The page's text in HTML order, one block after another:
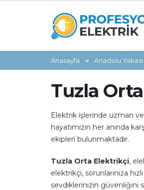
Anasayfa Anadolu Yakası
Tuzla
Elektrik işlerinde uzman
hayatımızın her anında
ekipleri bulunmaktadır.
Tuzla Orta Elektrikçi,
elektrikçi, sorunlarınıza
sevdiklerinizin güvenliğini